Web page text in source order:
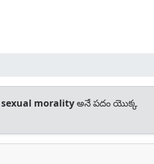
sexual moralityఅనే పదం యొక్క